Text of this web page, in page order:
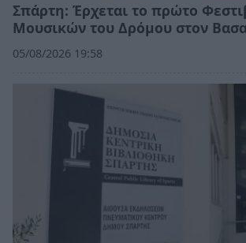
Σπάρτη: Έρχεται το πρώτο
Μουσικών του Δρόμου στον
05/08/2026 19:58